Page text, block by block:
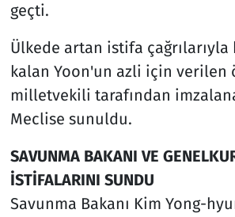
geçti.
Ülkede artan istifa çağrılarıyla
kalan Yoon'un azli için verilen
milletvekili tarafından
Meclise sunuldu.
SAVUNMA BAKANI VE
İSTİFALARINI SUNDU
Savunma Bakanı Kim Yong-